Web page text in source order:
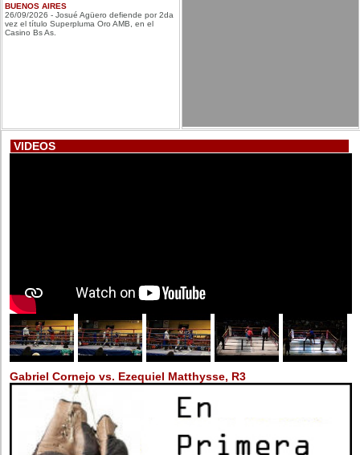
BUENOS AIRES
26/09/2026 - Josué Agüero defiende por 2da
vez el título Superpluma Oro AMB, en el
Casino Bs As.
VIDEOS
Gabriel Cornejo vs. Ezequiel Matthysse, R3